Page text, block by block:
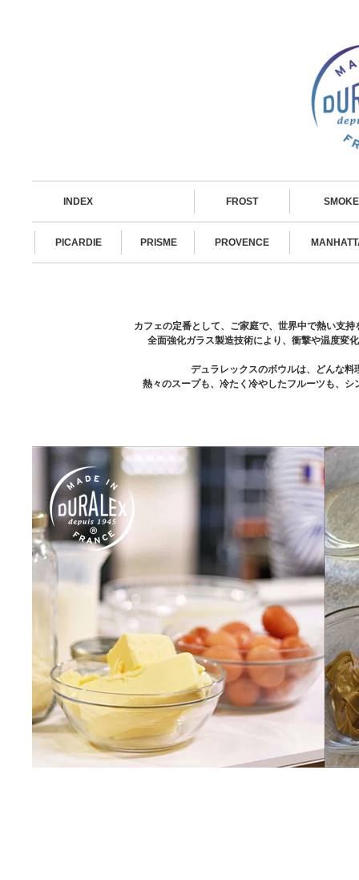
INDEX FROST SMOKE
PICARDIE PRISME PROVENCE
カフェの定番として、ご家庭で、世界中で熱い支
全面強化ガラス製造技術により、衝撃や温度変
デュラレックスのボウルは、どんな
熱々のスープも、冷たく冷やしたフルーツも、